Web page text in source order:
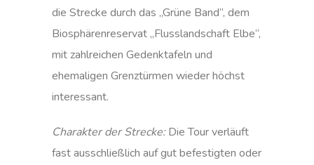
die Strecke durch das „Grüne Band“, dem
Biosphärenreservat „Flusslandschaft Elbe“,
mit zahlreichen Gedenktafeln und
ehemaligen Grenztürmen wieder höchst
interessant.
Charakter der Strecke:Die Tour verläuft
fast ausschließlich auf gut befestigten oder